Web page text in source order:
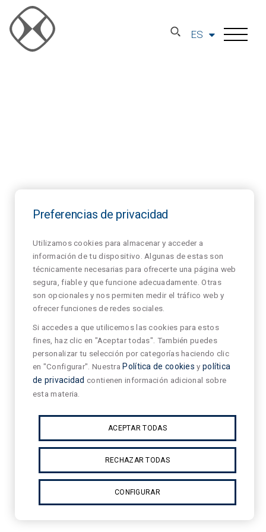
ES
Preferencias de privacidad
Utilizamos cookies para almacenar y acceder a
información de tu dispositivo. Algunas de estas son
técnicamente necesarias para ofrecerte una página web
segura, fiable y que funcione adecuadamente. Otras
son opcionales y nos permiten medir el tráfico web y
ofrecer funciones de redes sociales.
Si accedes a que utilicemos las cookies para estos
fines, haz clic en "Aceptar todas". También puedes
personalizar tu selección por categorías haciendo clic
en "Configurar". Nuestra Política de cookies y política
de privacidad contienen información adicional sobre
esta materia.
ACEPTAR TODAS
RECHAZAR TODAS
CONFIGURAR